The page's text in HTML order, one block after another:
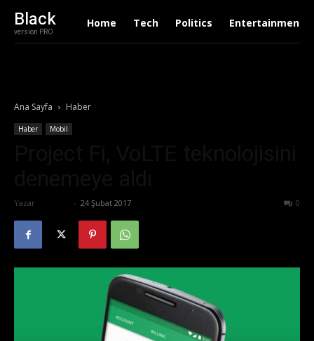
Black
version PRO
Home Tech Politics Entertainment
Ana Sayfa Haber
Haber Mobil
Yazar - 24 Şubat 2017 0